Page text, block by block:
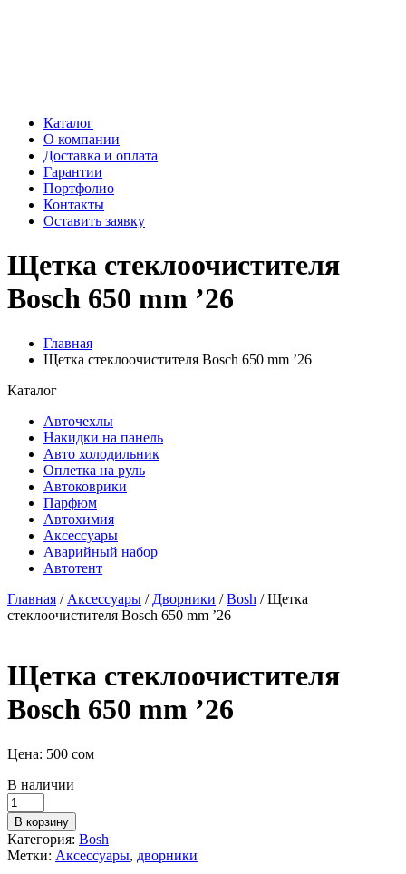
Каталог
О компании
Доставка и оплата
Гарантии
Портфолио
Контакты
Оставить заявку
Щетка стеклоочистителя
Bosch 650 mm ’26
Главная
Щетка стеклоочистителя Bosch 650 mm ’26
Каталог
Авточехлы
Накидки на панель
Авто холодильник
Оплетка на руль
Автоковрики
Парфюм
Автохимия
Аксессуары
Аварийный набор
Автотент
Главная / Аксессуары / Дворники /Bosh / Щетка
стеклоочистителя Bosch 650 mm ’26
Щетка стеклоочистителя
Bosch 650 mm ’26
Цена: 500 сом
В наличии
Количество
товара
Щетка
стеклоочистителя
Bosch
В корзину
Категория: Bosh
Метки: Аксессуары, дворники